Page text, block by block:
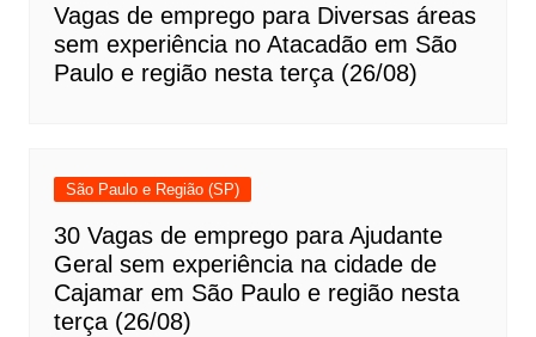
Vagas de emprego para Diversas áreas
sem experiência no Atacadão em São
Paulo e região nesta terça (26/08)
São Paulo e Região (SP)
30 Vagas de emprego para Ajudante
Geral sem experiência na cidade de
Cajamar em São Paulo e região nesta
terça (26/08)